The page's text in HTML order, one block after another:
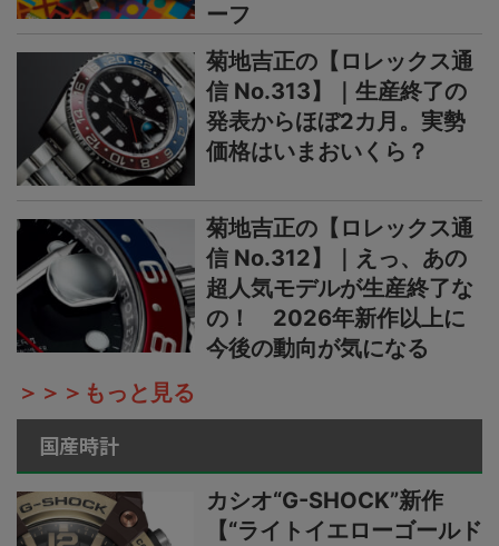
ーフ
菊地吉正の【ロレックス通
信 No.313】｜生産終了の
発表からほぼ2カ月。実勢
価格はいまおいくら？
菊地吉正の【ロレックス通
信 No.312】｜えっ、あの
超人気モデルが生産終了な
の！ 2026年新作以上に
今後の動向が気になる
＞＞＞もっと見る
国産時計
カシオ“G-SHOCK”新作
【“ライトイエローゴールド